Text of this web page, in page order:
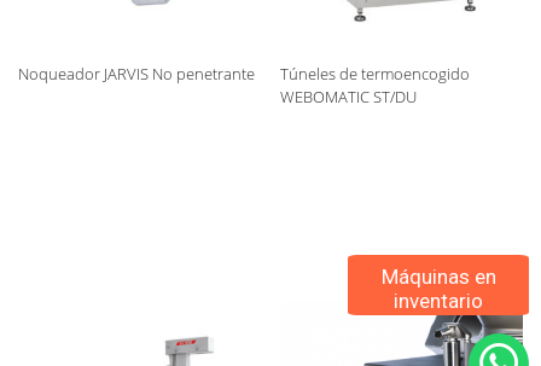
Máquinas en
inventario
Noqueador JARVIS No penetrante
Túneles de termoencogido
WEBOMATIC ST/DU